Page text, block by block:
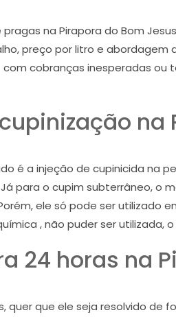
na Pirapora do Bom
preço por litro e
com cobranças inesperadas ou
na
é a injeção de cupinicida na
para o cupim subterrâneo, o
ele só pode ser utilizado
, não puder ser
24 horas na
que ele seja resolvido de